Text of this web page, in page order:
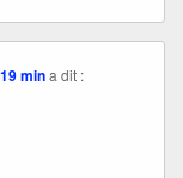
min a dit :